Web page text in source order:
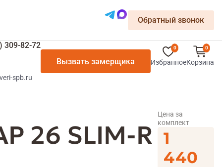
Обратный звонок
309-82-72
spb.ru
Вызвать замерщика
0
Избранное
0
Корзина
26 SLIM-R
Цена за
комплект
1
440